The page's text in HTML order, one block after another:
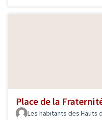
Place de la
Les habitants des Hauts